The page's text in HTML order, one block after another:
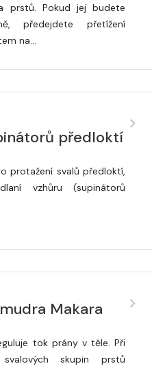
prstů. Pokud jej budete
předejdete přetížení
na…
předloktí
protažení svalů předloktí,
vzhůru (supinátorů
Makara
tok prány v těle. Při
skupin prstů